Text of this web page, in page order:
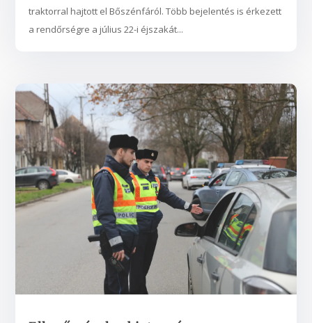
traktorral hajtott el Bőszénfáról. Több bejelentés is érkezett
a rendőrségre a július 22-i éjszakát...